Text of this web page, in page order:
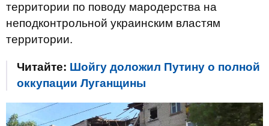
территории по поводу мародерства на
неподконтрольной украинским властям
территории.
Читайте: Шойгу доложил Путину о полной
оккупации Луганщины